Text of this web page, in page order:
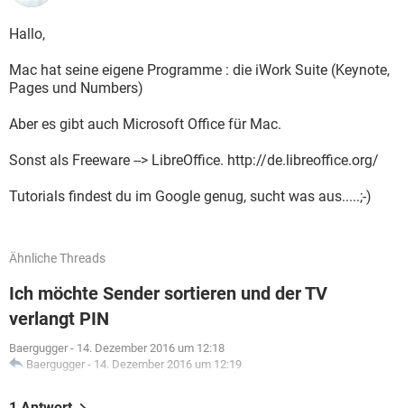
Hallo,
Mac hat seine eigene Programme : die iWork Suite (Keynote,
Pages und Numbers)
Aber es gibt auch Microsoft Office für Mac.
Sonst als Freeware --> LibreOffice. http://de.libreoffice.org/
Tutorials findest du im Google genug, sucht was aus.....;-)
Ähnliche Threads
Ich möchte Sender sortieren und der TV
verlangt PIN
Baergugger - 14. Dezember 2016 um 12:18
Baergugger - 14. Dezember 2016 um 12:19